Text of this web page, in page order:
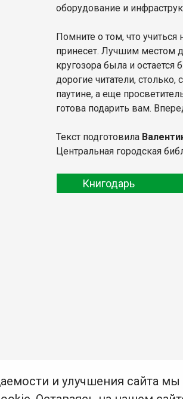
оборудование и
Помните о том, что
принесет. Лучшим местом
кругозора была и
дорогие читатели,
паутине, а еще
готова подарить вам.
Текст подготовила
Центральная городская
Книгодарь
и улучшения сайта